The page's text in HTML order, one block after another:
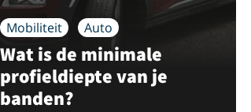
Mobiliteit Auto
Wat is de minimale
profieldiepte van je
banden?